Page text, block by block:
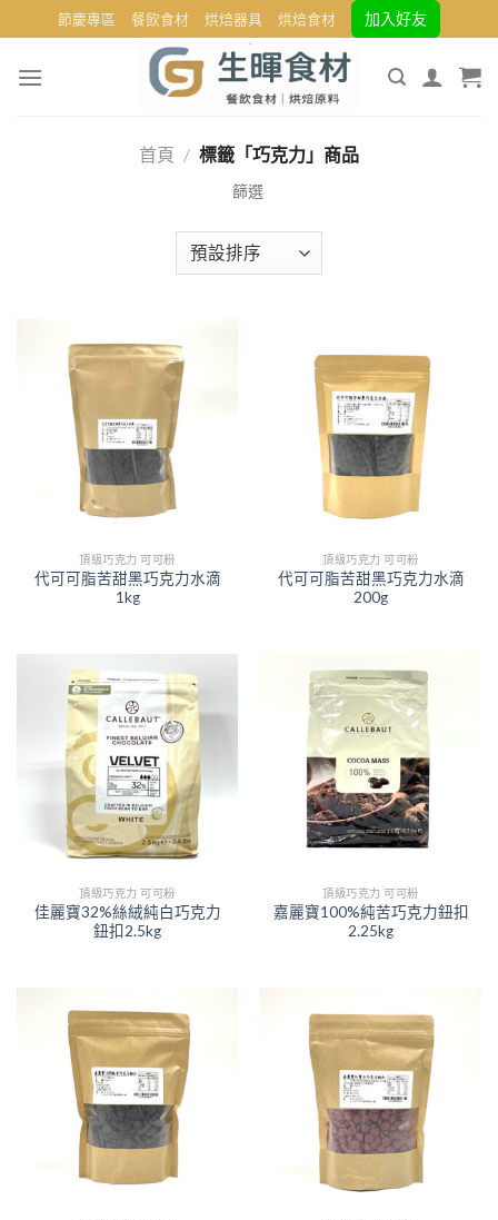
to
content
節慶專區 餐飲食材 烘焙器具 烘焙食材 加入好友
首頁 / 標籤「巧克力」商品
頂級巧克力 可可粉
代可可脂苦甜黑巧克力水滴
1kg
頂級巧克力 可可粉
代可可脂苦甜黑巧克力水滴
200g
頂級巧克力 可可粉
佳麗寶32%絲絨純白巧克力
鈕扣2.5kg
頂級巧克力 可可粉
嘉麗寶100%純苦巧克力鈕扣
2.25kg